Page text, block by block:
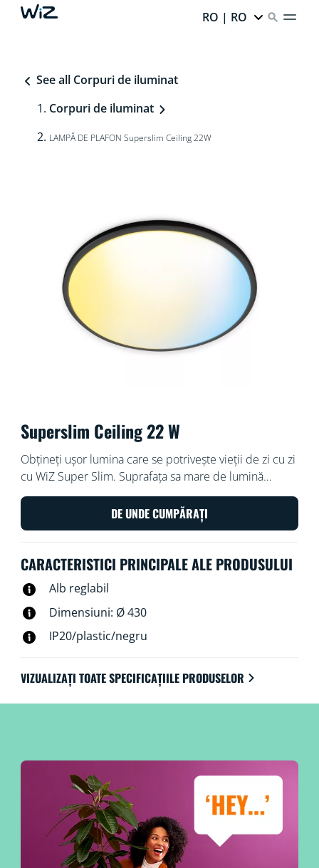
RO | RO
See all Corpuri de iluminat
Corpuri de iluminat
LAMPĂ DE PLAFON Superslim Ceiling 22W
Superslim Ceiling 22 W
Obțineți ușor lumina care se potrivește vieții de zi cu zi
cu WiZ Super Slim. Suprafața sa mare de lumină
circulară vă inundă camera cu lumină albastră rece
pentru a promova vigilența și concentrarea și se
estompează într-o culoare moale și caldă pentru a vă
DE UNDE CUMPĂRAȚI
CARACTERISTICI PRINCIPALE ALE PRODUSULUI
Alb reglabil
Dimensiuni: Ø 430
IP20/plastic/negru
VIZUALIZAȚI TOATE SPECIFICAȚIILE PRODUSELOR